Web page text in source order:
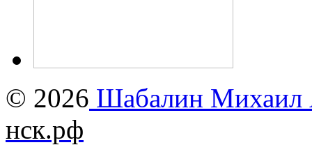
© 2026 Шабалин Михаил
нск.рф